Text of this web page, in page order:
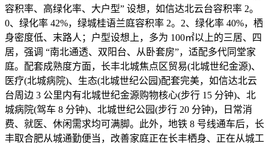
容积率、高绿化率、大户型” 设想，如信达北云台容积率 2。
0、绿化率 42%，绿城桂语兰庭容积率 2。2、绿化率 40%，栖
身密度低、末路人；户型设想上，多为 100㎡以上的三居、四
居，强调 “南北通透、双阳台、从卧套房”，适配多代同堂家
庭。配套成熟度方面，长丰北城焦点区贸易(北城世纪金源)、
医疗(北城病院)、生态(北城世纪公园)配套完美，如信达北云
台周边 3 公里内有北城世纪金源购物核心(步行 15 分钟)、北
城病院(驾车 8 分钟)、北城世纪公园(步行 20 分钟)，日常消
费、就医、休闲需求均可满脚。此外，地铁 8 号线通车后，长
丰取合肥从城通勤便当，改善家庭正在长丰栖身、正在从城工